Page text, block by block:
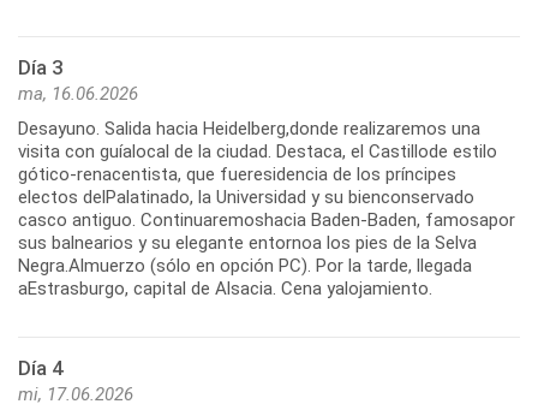
Día 3
ma, 16.06.2026
Desayuno. Salida hacia Heidelberg,donde realizaremos una
visita con guíalocal de la ciudad. Destaca, el Castillode estilo
gótico-renacentista, que fueresidencia de los príncipes
electos delPalatinado, la Universidad y su bienconservado
casco antiguo. Continuaremoshacia Baden-Baden, famosapor
sus balnearios y su elegante entornoa los pies de la Selva
Negra.Almuerzo (sólo en opción PC). Por la tarde, llegada
aEstrasburgo, capital de Alsacia. Cena yalojamiento.
Día 4
mi, 17.06.2026